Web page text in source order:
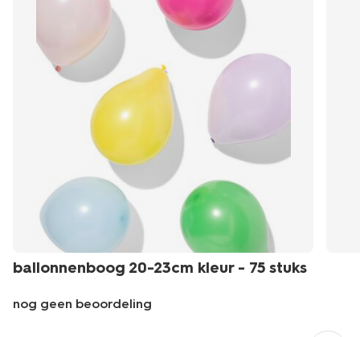
ballonnenboog 20-23cm kleur - 75 stuks
nog geen beoordeling